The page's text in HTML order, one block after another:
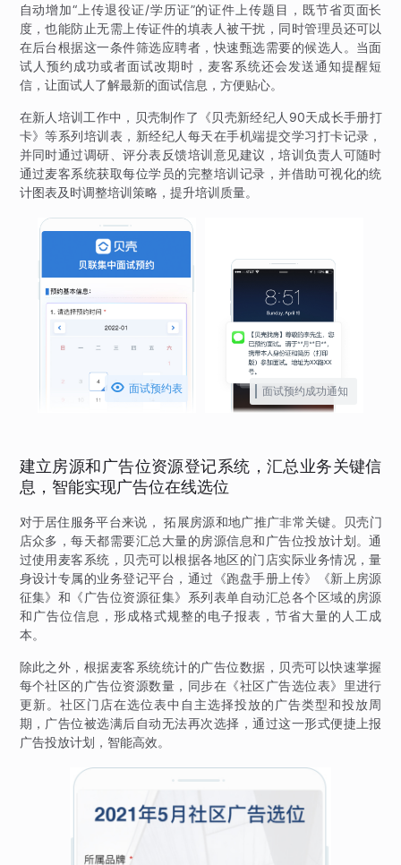
自动增加“上传退役证/学历证”的证件上传题目，既节省页面长
度，也能防止无需上传证件的填表人被干扰，同时管理员还可以
在后台根据这一条件筛选应聘者，快速甄选需要的候选人。当面
试人预约成功或者面试改期时，麦客系统还会发送通知提醒短
信，让面试人了解最新的面试信息，方便贴心。
在新人培训工作中，贝壳制作了《贝壳新经纪人90天成长手册打
卡》等系列培训表，新经纪人每天在手机端提交学习打卡记录，
并同时通过调研、评分表反馈培训意见建议，培训负责人可随时
通过麦客系统获取每位学员的完整培训记录，并借助可视化的统
计图表及时调整培训策略，提升培训质量。
 面试预约表 面试预约成功通知
建立房源和广告位资源登记系统，汇总业务关键信
息，智能实现广告位在线选位
对于居住服务平台来说， 拓展房源和地广推广非常关键。贝壳门
店众多，每天都需要汇总大量的房源信息和广告位投放计划。通
过使用麦客系统，贝壳可以根据各地区的门店实际业务情况，量
身设计专属的业务登记平台，通过《跑盘手册上传》《新上房源
征集》和《广告位资源征集》系列表单自动汇总各个区域的房源
和广告位信息，形成格式规整的电子报表，节省大量的人工成
本。
除此之外，根据麦客系统统计的广告位数据，贝壳可以快速掌握
每个社区的广告位资源数量，同步在《社区广告选位表》里进行
更新。社区门店在选位表中自主选择投放的广告类型和投放周
期，广告位被选满后自动无法再次选择，通过这一形式便捷上报
广告投放计划，智能高效。